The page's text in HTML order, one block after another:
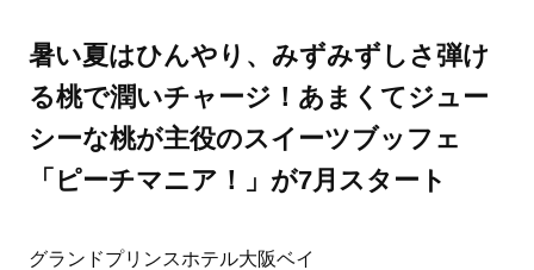
暑い夏はひんやり、みずみずしさ弾け
る桃で潤いチャージ！あまくてジュー
シーな桃が主役のスイーツブッフェ
「ピーチマニア！」が7月スタート
グランドプリンスホテル大阪ベイ